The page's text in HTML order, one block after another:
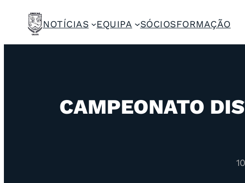
NOTÍCIAS EQUIPA SÓCIOSFORMAÇÃO
CAMPEONATO